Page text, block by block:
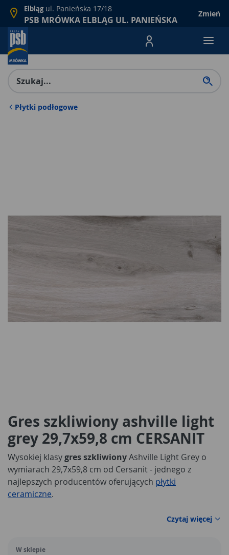
Elbląg ul. Panieńska 17/18
PSB MRÓWKA ELBLĄG UL. PANIEŃSKA
Zmień
Menu Produktów,
Płytki podłogowe
Gres szkliwiony ashville light
grey 29,7x59,8 cm CERSANIT
Wysokiej klasygres szkliwionyAshville Light Grey o
wymiarach 29,7x59,8 cm od Cersanit - jednego z
najlepszych producentów oferujących płytki
ceramiczne.
Czytaj więcej
W sklepie